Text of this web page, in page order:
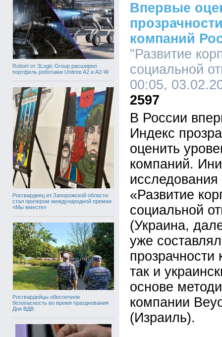
Robort от 3Logic Group расширил
портфель роботами Unitree A2 и A2-W
Росгвардеец из Запорожской области
стал призером международной премии
«Мы вместе»
Росгвардейцы обеспечили
безопасность во время празднования
Дня ВДВ
Впервые
компаний
"Развитие
социальной
00:05,
2597
В России
Индекс
оценить
компаний.
«Развитие
социальной
(Украина,
уже
так и
основе
компании
(Израиль).